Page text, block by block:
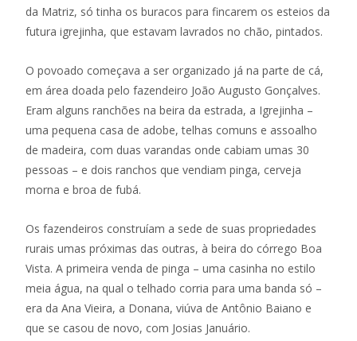
da Matriz, só tinha os buracos para fincarem os esteios da
futura igrejinha, que estavam lavrados no chão, pintados.
O povoado começava a ser organizado já na parte de cá,
em área doada pelo fazendeiro João Augusto Gonçalves.
Eram alguns ranchões na beira da estrada, a Igrejinha –
uma pequena casa de adobe, telhas comuns e assoalho
de madeira, com duas varandas onde cabiam umas 30
pessoas – e dois ranchos que vendiam pinga, cerveja
morna e broa de fubá.
Os fazendeiros construíam a sede de suas propriedades
rurais umas próximas das outras, à beira do córrego Boa
Vista. A primeira venda de pinga – uma casinha no estilo
meia água, na qual o telhado corria para uma banda só –
era da Ana Vieira, a Donana, viúva de Antônio Baiano e
que se casou de novo, com Josias Januário.